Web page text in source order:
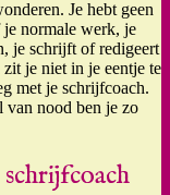
Je hebt geen
normale werk, je
je schrijft of redigeert
je niet in je eentje te
met je schrijfcoach.
nood ben je zo